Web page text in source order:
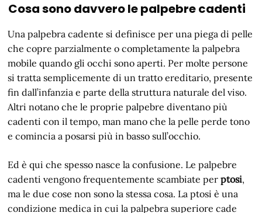
Cosa sono davvero le palpebre cadenti
Una palpebra cadente si definisce per una piega di pelle
che copre parzialmente o completamente la palpebra
mobile quando gli occhi sono aperti. Per molte persone
si tratta semplicemente di un tratto ereditario, presente
fin dall’infanzia e parte della struttura naturale del viso.
Altri notano che le proprie palpebre diventano più
cadenti con il tempo, man mano che la pelle perde tono
e comincia a posarsi più in basso sull’occhio.
Ed è qui che spesso nasce la confusione. Le palpebre
cadenti vengono frequentemente scambiate perptosi,
ma le due cose non sono la stessa cosa. La ptosi è una
condizione medica in cui la palpebra superiore cade